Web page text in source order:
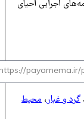
احیای
غبار،محیط